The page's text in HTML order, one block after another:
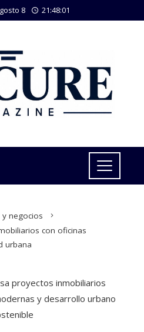
8 21:48:02
negocios
con oficinas
urbana